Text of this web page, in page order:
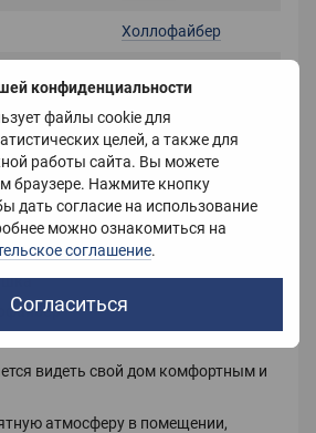
конфиденциальности
файлы cookie для
целей, а также для
работы сайта. Вы можете
браузере. Нажмите кнопку
дать согласие на использование
можно ознакомиться на
соглашение.
Согласиться
Холлофайбер
600 г
Украина
видеть свой дом комфортным и
атмосферу в помещении,